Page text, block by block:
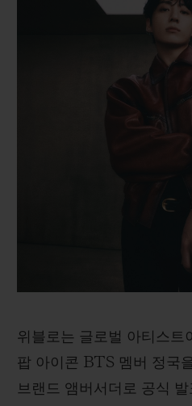
위블로는 글로벌 아티스트
팝 아이콘 BTS 멤버 정국
브랜드 앰버서더로 공식